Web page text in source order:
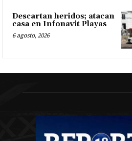
Descartan heridos; atacan
casa en Infonavit Playas
6 agosto, 2026